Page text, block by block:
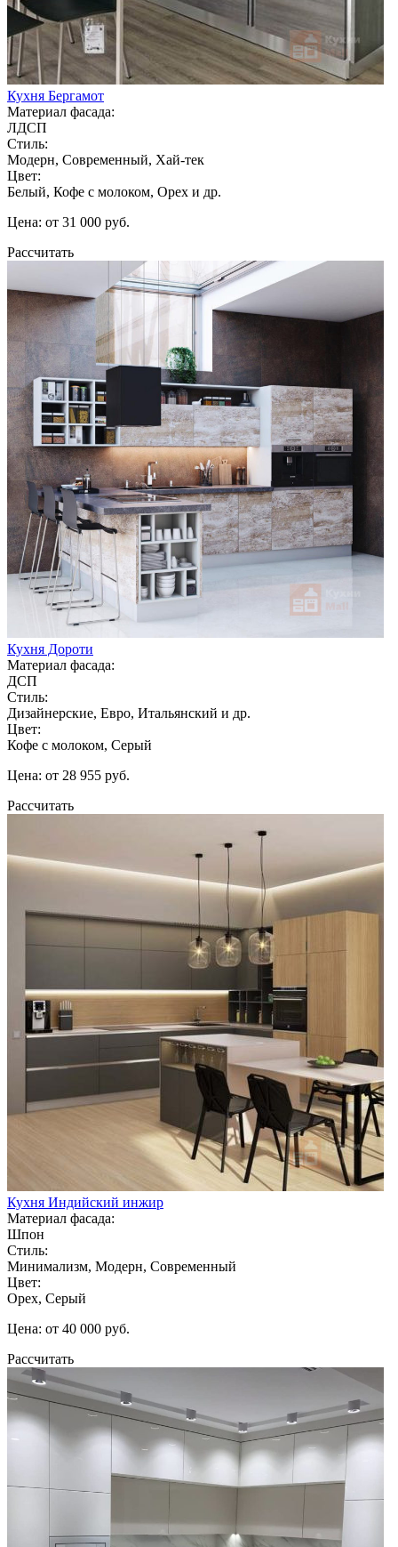
Кухня Бергамот
Материал фасада:
ЛДСП
Стиль:
Модерн, Современный, Хай-тек
Цвет:
Белый, Кофе с молоком, Орех и др.
Цена: от 31 000 руб.
Рассчитать
Кухня Дороти
Материал фасада:
ДСП
Стиль:
Дизайнерские, Евро, Итальянский и др.
Цвет:
Кофе с молоком, Серый
Цена: от 28 955 руб.
Рассчитать
Кухня Индийский инжир
Материал фасада:
Шпон
Стиль:
Минимализм, Модерн, Современный
Цвет:
Орех, Серый
Цена: от 40 000 руб.
Рассчитать